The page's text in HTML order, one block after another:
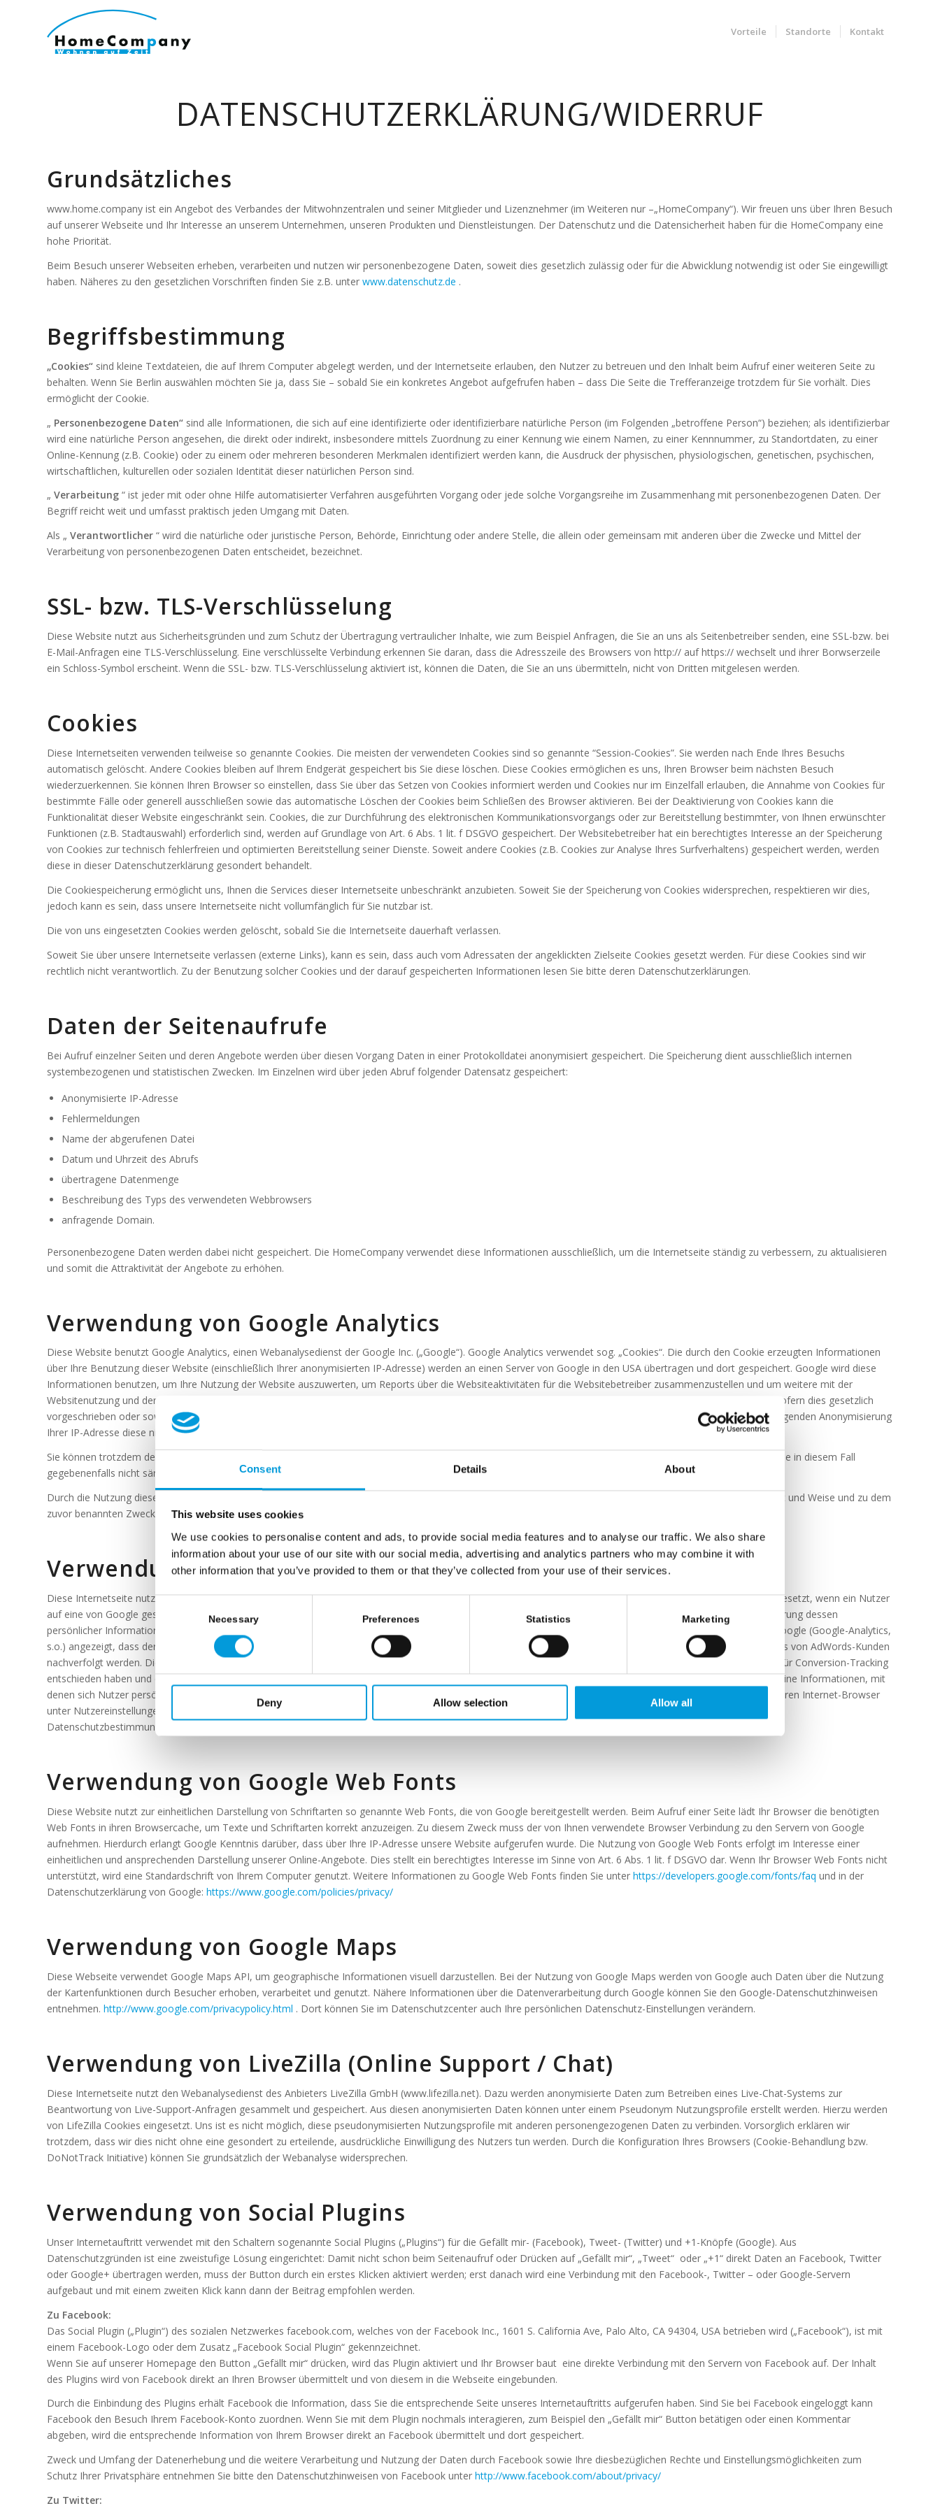
Consent Details About
This website uses cookies
We use cookies to personalise content and ads, to provide social media features and to analyse our traffic. We also share
information about your use of our site with our social media, advertising and analytics partners who may combine it with
other information that you’ve provided to them or that they’ve collected from your use of their services.
Consent
Selection
Necessary Preferences Statistics Marketing
Deny Allow selection Allow all
Vorteile Standorte Kontakt
DATENSCHUTZERKLÄRUNG/WIDERRUF
Grundsätzliches
www.home.company ist ein Angebot des Verbandes der Mitwohnzentralen und seiner Mitglieder und Lizenznehmer (im Weiteren nur –„HomeCompany“). Wir freuen uns über Ihren Besuch
auf unserer Webseite und Ihr Interesse an unserem Unternehmen, unseren Produkten und Dienstleistungen. Der Datenschutz und die Datensicherheit haben für die HomeCompany eine
hohe Priorität.
Beim Besuch unserer Webseiten erheben, verarbeiten und nutzen wir personenbezogene Daten, soweit dies gesetzlich zulässig oder für die Abwicklung notwendig ist oder Sie eingewilligt
haben. Näheres zu den gesetzlichen Vorschriften finden Sie z.B. unter www.datenschutz.de .
Begriffsbestimmung
„Cookies“ sind kleine Textdateien, die auf Ihrem Computer abgelegt werden, und der Internetseite erlauben, den Nutzer zu betreuen und den Inhalt beim Aufruf einer weiteren Seite zu
behalten. Wenn Sie Berlin auswählen möchten Sie ja, dass Sie – sobald Sie ein konkretes Angebot aufgefrufen haben – dass Die Seite die Trefferanzeige trotzdem für Sie vorhält. Dies
ermöglicht der Cookie.
„ Personenbezogene Daten“ sind alle Informationen, die sich auf eine identifizierte oder identifizierbare natürliche Person (im Folgenden „betroffene Person“) beziehen; als identifizierbar
wird eine natürliche Person angesehen, die direkt oder indirekt, insbesondere mittels Zuordnung zu einer Kennung wie einem Namen, zu einer Kennnummer, zu Standortdaten, zu einer
Online-Kennung (z.B. Cookie) oder zu einem oder mehreren besonderen Merkmalen identifiziert werden kann, die Ausdruck der physischen, physiologischen, genetischen, psychischen,
wirtschaftlichen, kulturellen oder sozialen Identität dieser natürlichen Person sind.
„ Verarbeitung “ ist jeder mit oder ohne Hilfe automatisierter Verfahren ausgeführten Vorgang oder jede solche Vorgangsreihe im Zusammenhang mit personenbezogenen Daten. Der
Begriff reicht weit und umfasst praktisch jeden Umgang mit Daten.
Als „ Verantwortlicher “ wird die natürliche oder juristische Person, Behörde, Einrichtung oder andere Stelle, die allein oder gemeinsam mit anderen über die Zwecke und Mittel der
Verarbeitung von personenbezogenen Daten entscheidet, bezeichnet.
SSL- bzw. TLS-Verschlüsselung
Diese Website nutzt aus Sicherheitsgründen und zum Schutz der Übertragung vertraulicher Inhalte, wie zum Beispiel Anfragen, die Sie an uns als Seitenbetreiber senden, eine SSL-bzw. bei
E-Mail-Anfragen eine TLS-Verschlüsselung. Eine verschlüsselte Verbindung erkennen Sie daran, dass die Adresszeile des Browsers von http:// auf https:// wechselt und ihrer Borwserzeile
ein Schloss-Symbol erscheint. Wenn die SSL- bzw. TLS-Verschlüsselung aktiviert ist, können die Daten, die Sie an uns übermitteln, nicht von Dritten mitgelesen werden.
Cookies
Diese Internetseiten verwenden teilweise so genannte Cookies. Die meisten der verwendeten Cookies sind so genannte “Session-Cookies”. Sie werden nach Ende Ihres Besuchs
automatisch gelöscht. Andere Cookies bleiben auf Ihrem Endgerät gespeichert bis Sie diese löschen. Diese Cookies ermöglichen es uns, Ihren Browser beim nächsten Besuch
wiederzuerkennen. Sie können Ihren Browser so einstellen, dass Sie über das Setzen von Cookies informiert werden und Cookies nur im Einzelfall erlauben, die Annahme von Cookies für
bestimmte Fälle oder generell ausschließen sowie das automatische Löschen der Cookies beim Schließen des Browser aktivieren. Bei der Deaktivierung von Cookies kann die
Funktionalität dieser Website eingeschränkt sein. Cookies, die zur Durchführung des elektronischen Kommunikationsvorgangs oder zur Bereitstellung bestimmter, von Ihnen erwünschter
Funktionen (z.B. Stadtauswahl) erforderlich sind, werden auf Grundlage von Art. 6 Abs. 1 lit. f DSGVO gespeichert. Der Websitebetreiber hat ein berechtigtes Interesse an der Speicherung
von Cookies zur technisch fehlerfreien und optimierten Bereitstellung seiner Dienste. Soweit andere Cookies (z.B. Cookies zur Analyse Ihres Surfverhaltens) gespeichert werden, werden
diese in dieser Datenschutzerklärung gesondert behandelt.
Die Cookiespeicherung ermöglicht uns, Ihnen die Services dieser Internetseite unbeschränkt anzubieten. Soweit Sie der Speicherung von Cookies widersprechen, respektieren wir dies,
jedoch kann es sein, dass unsere Internetseite nicht vollumfänglich für Sie nutzbar ist.
Die von uns eingesetzten Cookies werden gelöscht, sobald Sie die Internetseite dauerhaft verlassen.
Soweit Sie über unsere Internetseite verlassen (externe Links), kann es sein, dass auch vom Adressaten der angeklickten Zielseite Cookies gesetzt werden. Für diese Cookies sind wir
rechtlich nicht verantwortlich. Zu der Benutzung solcher Cookies und der darauf gespeicherten Informationen lesen Sie bitte deren Datenschutzerklärungen.
Daten der Seitenaufrufe
Bei Aufruf einzelner Seiten und deren Angebote werden über diesen Vorgang Daten in einer Protokolldatei anonymisiert gespeichert. Die Speicherung dient ausschließlich internen
systembezogenen und statistischen Zwecken. Im Einzelnen wird über jeden Abruf folgender Datensatz gespeichert:
Anonymisierte IP-Adresse
Fehlermeldungen
Name der abgerufenen Datei
Datum und Uhrzeit des Abrufs
übertragene Datenmenge
Beschreibung des Typs des verwendeten Webbrowsers
anfragende Domain.
Personenbezogene Daten werden dabei nicht gespeichert. Die HomeCompany verwendet diese Informationen ausschließlich, um die Internetseite ständig zu verbessern, zu aktualisieren
und somit die Attraktivität der Angebote zu erhöhen.
Verwendung von Google Analytics
Diese Website benutzt Google Analytics, einen Webanalysedienst der Google Inc. („Google“). Google Analytics verwendet sog. „Cookies“. Die durch den Cookie erzeugten Informationen
über Ihre Benutzung dieser Website (einschließlich Ihrer anonymisierten IP-Adresse) werden an einen Server von Google in den USA übertragen und dort gespeichert. Google wird diese
Informationen benutzen, um Ihre Nutzung der Website auszuwerten, um Reports über die Websiteaktivitäten für die Websitebetreiber zusammenzustellen und um weitere mit der
Websitenutzung und der Internetnutzung verbundene Dienstleistungen zu erbringen. Auch wird Google diese Informationen gegebenenfalls an Dritte übertragen, sofern dies gesetzlich
vorgeschrieben oder soweit Dritte diese Daten im Auftrag von Google verarbeiten. Google kann aufgrund der durch uns mit der Erweiterung „_anonymizeIp()“ erfolgenden Anonymisierung
Ihrer IP-Adresse diese nicht mit anderen Daten von Google in Verbindung bringen. Gleiches gilt auch für uns.
Sie können trotzdem der Installation der Cookies durch eine entsprechende Einstellung Ihrer Browser Software verhindern; wir weisen Sie jedoch darauf hin, dass Sie in diesem Fall
gegebenenfalls nicht sämtliche Funktionen dieser Website vollumfänglich nutzen können.
Durch die Nutzung dieser Website erklären Sie sich mit der Bearbeitung der über Sie erhobenen anonymisierten Daten durch Google in der zuvor beschriebenen Art und Weise und zu dem
zuvor benannten Zweck einverstanden. Der Datenerhebung und -speicherung kann jederzeit mit Wirkung für die Zukunft widersprochen werden.
Verwendung von Google AdWords (Conversion-Tracking)
Diese Internetseite nutzt im Rahmen des Programms „Google AdWords“ das Feature Conversion-Tracking. Ein gesondertes Cookie für Conversion-Tracking wird gesetzt, wenn ein Nutzer
auf eine von Google geschaltete Anzeige klickt. Diese Cookies verlieren nach 30 Tagen ihre Gültigkeit und dienen nicht der Identifizierung des Nutzers oder Speicherung dessen
persönlicher Informationen. Soweit der Nutzer die mit der Anzeige verbundene Website aufruft und das Cookie noch gültig ist, wird in dem Auswertungstool von Google (Google-Analytics,
s.o.) angezeigt, dass der Nutzer auf die Anzeige geklickt hat. Jeder Google AdWords-Kunde erhält ein anderes Cookie. Cookies können somit nicht über die Websites von AdWords-Kunden
nachverfolgt werden. Die durch die Conversion-Cookies eingeholten Informationen dienen dazu, Conversion-Statistiken für AdWords-Kunden zu erstellen, die sich für Conversion-Tracking
entschieden haben und dadurch etwas über die Gesamtanzahl der Nutzer, die auf ihre Anzeige geklickt haben zu erfahren. Die AdWords-Kunden erhalten jedoch keine Informationen, mit
denen sich Nutzer persönlich identifizieren lassen. Nutzer, die nicht am Tracking teilnehmen möchten, können das Cookie des Google Conversion-Trackings über ihren Internet-Browser
unter Nutzereinstellungen leicht deaktivieren. Diese Nutzer werden nicht in die Conversion-Tracking Statistiken aufgenommen. Erfahren Sie mehr über die Google
Datenschutzbestimmungen .
Verwendung von Google Web Fonts
Diese Website nutzt zur einheitlichen Darstellung von Schriftarten so genannte Web Fonts, die von Google bereitgestellt werden. Beim Aufruf einer Seite lädt Ihr Browser die benötigten
Web Fonts in ihren Browsercache, um Texte und Schriftarten korrekt anzuzeigen. Zu diesem Zweck muss der von Ihnen verwendete Browser Verbindung zu den Servern von Google
aufnehmen. Hierdurch erlangt Google Kenntnis darüber, dass über Ihre IP-Adresse unsere Website aufgerufen wurde. Die Nutzung von Google Web Fonts erfolgt im Interesse einer
einheitlichen und ansprechenden Darstellung unserer Online-Angebote. Dies stellt ein berechtigtes Interesse im Sinne von Art. 6 Abs. 1 lit. f DSGVO dar. Wenn Ihr Browser Web Fonts nicht
unterstützt, wird eine Standardschrift von Ihrem Computer genutzt. Weitere Informationen zu Google Web Fonts finden Sie unter https://developers.google.com/fonts/faq und in der
Datenschutzerklärung von Google: https://www.google.com/policies/privacy/
Verwendung von Google Maps
Diese Webseite verwendet Google Maps API, um geographische Informationen visuell darzustellen. Bei der Nutzung von Google Maps werden von Google auch Daten über die Nutzung
der Kartenfunktionen durch Besucher erhoben, verarbeitet und genutzt. Nähere Informationen über die Datenverarbeitung durch Google können Sie den Google-Datenschutzhinweisen
entnehmen. http://www.google.com/privacypolicy.html . Dort können Sie im Datenschutzcenter auch Ihre persönlichen Datenschutz-Einstellungen verändern.
Verwendung von LiveZilla (Online Support / Chat)
Diese Internetseite nutzt den Webanalysedienst des Anbieters LiveZilla GmbH (www.lifezilla.net). Dazu werden anonymisierte Daten zum Betreiben eines Live-Chat-Systems zur
Beantwortung von Live-Support-Anfragen gesammelt und gespeichert. Aus diesen anonymisierten Daten können unter einem Pseudonym Nutzungsprofile erstellt werden. Hierzu werden
von LifeZilla Cookies eingesetzt. Uns ist es nicht möglich, diese pseudonymisierten Nutzungsprofile mit anderen personengezogenen Daten zu verbinden. Vorsorglich erklären wir
trotzdem, dass wir dies nicht ohne eine gesondert zu erteilende, ausdrückliche Einwilligung des Nutzers tun werden. Durch die Konfiguration Ihres Browsers (Cookie-Behandlung bzw.
DoNotTrack Initiative) können Sie grundsätzlich der Webanalyse widersprechen.
Verwendung von Social Plugins
Unser Internetauftritt verwendet mit den Schaltern sogenannte Social Plugins („Plugins“) für die Gefällt mir- (Facebook), Tweet- (Twitter) und +1-Knöpfe (Google). Aus
Datenschutzgründen ist eine zweistufige Lösung eingerichtet: Damit nicht schon beim Seitenaufruf oder Drücken auf „Gefällt mir“, „Tweet“ oder „+1“ direkt Daten an Facebook, Twitter
oder Google+ übertragen werden, muss der Button durch ein erstes Klicken aktiviert werden; erst danach wird eine Verbindung mit den Facebook-, Twitter – oder Google-Servern
aufgebaut und mit einem zweiten Klick kann dann der Beitrag empfohlen werden.
Zu Facebook:
Das Social Plugin („Plugin“) des sozialen Netzwerkes facebook.com, welches von der Facebook Inc., 1601 S. California Ave, Palo Alto, CA 94304, USA betrieben wird („Facebook“), ist mit
einem Facebook-Logo oder dem Zusatz „Facebook Social Plugin“ gekennzeichnet.
Wenn Sie auf unserer Homepage den Button „Gefällt mir“ drücken, wird das Plugin aktiviert und Ihr Browser baut eine direkte Verbindung mit den Servern von Facebook auf. Der Inhalt
des Plugins wird von Facebook direkt an Ihren Browser übermittelt und von diesem in die Webseite eingebunden.
Durch die Einbindung des Plugins erhält Facebook die Information, dass Sie die entsprechende Seite unseres Internetauftritts aufgerufen haben. Sind Sie bei Facebook eingeloggt kann
Facebook den Besuch Ihrem Facebook-Konto zuordnen. Wenn Sie mit dem Plugin nochmals interagieren, zum Beispiel den „Gefällt mir“ Button betätigen oder einen Kommentar
abgeben, wird die entsprechende Information von Ihrem Browser direkt an Facebook übermittelt und dort gespeichert.
Zweck und Umfang der Datenerhebung und die weitere Verarbeitung und Nutzung der Daten durch Facebook sowie Ihre diesbezüglichen Rechte und Einstellungsmöglichkeiten zum
Schutz Ihrer Privatsphäre entnehmen Sie bitte den Datenschutzhinweisen von Facebook unter http://www.facebook.com/about/privacy/
Zu Twitter: